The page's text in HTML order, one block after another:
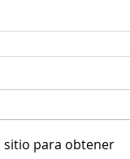
sitio para obtener